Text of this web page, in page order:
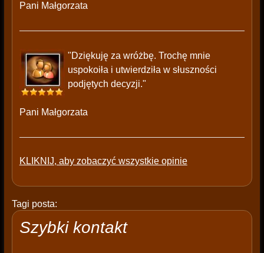
Pani Małgorzata
"Dziękuję za wróżbę. Trochę mnie
uspokoiła i utwierdziła w słuszności
podjętych decyzji."
Pani Małgorzata
KLIKNIJ, aby zobaczyć wszystkie opinie
Tagi posta:
Szybki kontakt